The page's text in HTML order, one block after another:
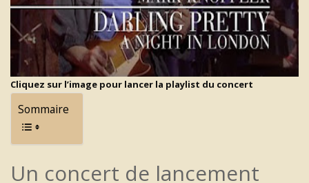
Cliquez sur l’image pour lancer la playlist du concert
Sommaire
Un concert de lancement